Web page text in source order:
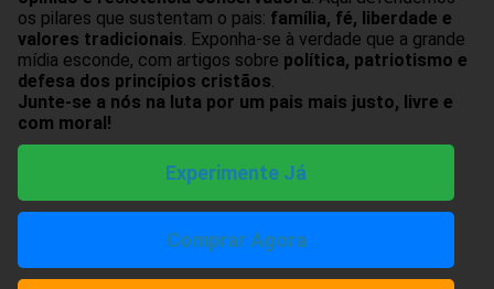
os pilares que sustentam o pais: família, fé, liberdade e
valores tradicionais . Exponha-se à verdade que a grande
mídia esconde, com artigos sobre política, patriotismo e
defesa dos princípios cristãos
Junte-se a nós na luta por um pais mais justo, livre e
com moral!
Experimente Já
Comprar Agora